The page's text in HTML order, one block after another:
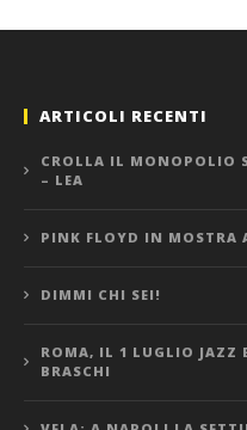
ARTICOLI RECENTI
CROLLA IL MONOPOLIO
– LEA
PINK FLOYD IN MOSTRA
DIMMI CHI SEI!
ROMA, IL 1 LUGLIO JAZZ
BRASCHI